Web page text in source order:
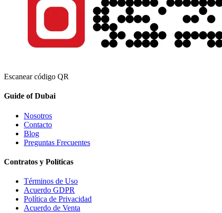
Escanear código QR
Guide of Dubai
Nosotros
Contacto
Blog
Preguntas Frecuentes
Contratos y Políticas
Términos de Uso
Acuerdo GDPR
Política de Privacidad
Acuerdo de Venta